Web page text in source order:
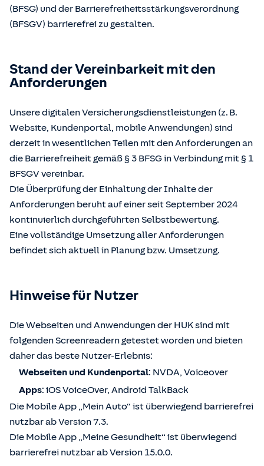
(BFSG) und der Barrierefreiheitsstärkungsverordnung
(BFSGV) barrierefrei zu gestalten.
Stand der Vereinbarkeit mit den
Anforderungen
Unsere digitalen Versicherungsdienstleistungen (z. B.
Website, Kundenportal, mobile Anwendungen) sind
derzeit in wesentlichen Teilen mit den Anforderungen an
die Barrierefreiheit gemäß § 3 BFSG in Verbindung mit § 1
BFSGV vereinbar.
Die Überprüfung der Einhaltung der Inhalte der
Anforderungen beruht auf einer seit September 2024
kontinuierlich durchgeführten Selbstbewertung.
Eine vollständige Umsetzung aller Anforderungen
befindet sich aktuell in Planung bzw. Umsetzung.
Hinweise für Nutzer
Die Webseiten und Anwendungen der HUK sind mit
folgenden Screenreadern getestet worden und bieten
daher das beste Nutzer-Erlebnis:
Webseiten und Kundenportal: NVDA, Voiceover
Apps: iOS VoiceOver, Android TalkBack
Die Mobile App „Mein Auto“ ist überwiegend barrierefrei
nutzbar ab Version 7.3.
Die Mobile App „Meine Gesundheit“ ist überwiegend
barrierefrei nutzbar ab Version 15.0.0.